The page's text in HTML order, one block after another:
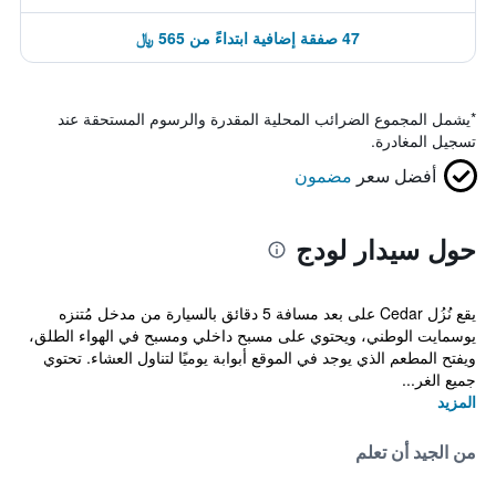
47 صفقة إضافية ابتداءً من 565 ﷼
*يشمل المجموع الضرائب المحلية المقدرة والرسوم المستحقة عند
تسجيل المغادرة.
أفضل سعر مضمون
حول سيدار لودج
يقع نُزُل Cedar على بعد مسافة 5 دقائق بالسيارة من مدخل مُتنزه
يوسمايت الوطني، ويحتوي على مسبح داخلي ومسبح في الهواء الطلق،
ويفتح المطعم الذي يوجد في الموقع أبوابة يوميًا لتناول العشاء. تحتوي
جميع الغر...
المزيد
من الجيد أن تعلم